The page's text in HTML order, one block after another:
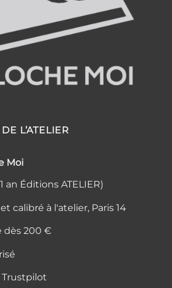
L’ATELIER
Moi
an Éditions ATELIER)
calibré à l'atelier, Paris 14
dès 200 €
Trustpilot